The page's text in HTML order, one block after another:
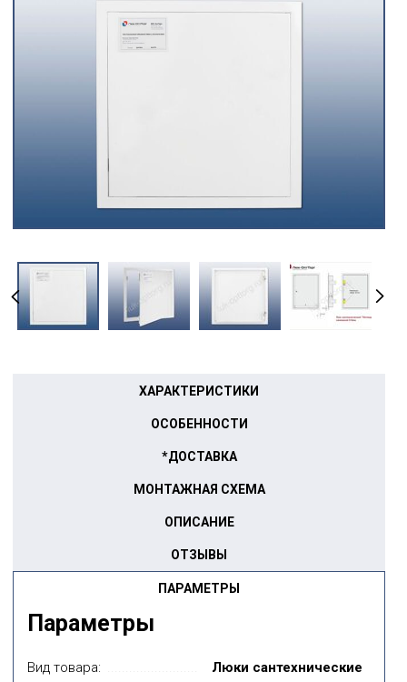
ПАРАМЕТРЫ
ХАРАКТЕРИСТИКИ
ОСОБЕННОСТИ
*ДОСТАВКА
МОНТАЖНАЯ СХЕМА
ОПИСАНИЕ
ОТЗЫВЫ
Параметры
Вид товара:
Люки сантехнические